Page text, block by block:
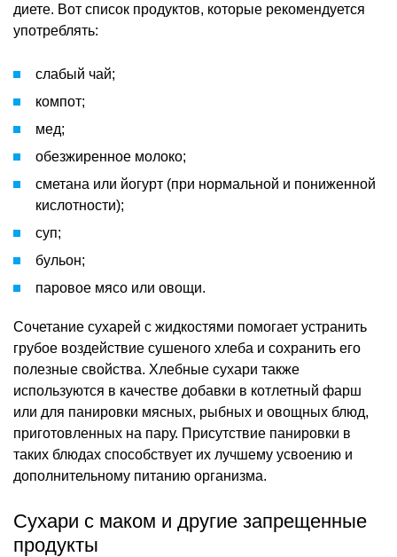
диете. Вот список продуктов, которые рекомендуется
употреблять:
слабый чай;
компот;
мед;
обезжиренное молоко;
сметана или йогурт (при нормальной и пониженной
кислотности);
суп;
бульон;
паровое мясо или овощи.
Сочетание сухарей с жидкостями помогает устранить
грубое воздействие сушеного хлеба и сохранить его
полезные свойства. Хлебные сухари также
используются в качестве добавки в котлетный фарш
или для панировки мясных, рыбных и овощных блюд,
приготовленных на пару. Присутствие панировки в
таких блюдах способствует их лучшему усвоению и
дополнительному питанию организма.
Сухари с маком и другие запрещенные
продукты